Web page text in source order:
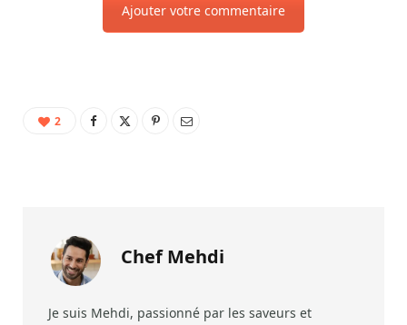
Ajouter votre commentaire
2
Chef Mehdi
Je suis Mehdi, passionné par les saveurs et